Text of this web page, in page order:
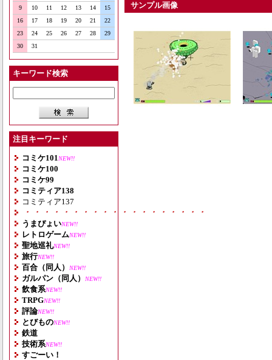
9
10 11 12 13 14
15
16
17 18 19 20 21
22
23
24 25 26 27 28
29
30
31
キーワード検索
注目キーワード
コミケ101 NEW!!
コミケ100
コミケ99
コミティア138
コミティア137
・・・・・・・・・・・・・・・・・・・
うまぴょいNEW!!
レトロゲームNEW!!
聖地巡礼NEW!!
旅行NEW!!
百合（同人） NEW!!
ガルパン（同人） NEW!!
飲食系NEW!!
TRPGNEW!!
評論NEW!!
とびものNEW!!
鉄道
技術系NEW!!
すごーい！
サンプル画像